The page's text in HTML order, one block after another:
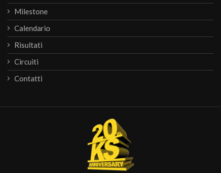
Milestone
Calendario
Risultati
Circuiti
Contatti